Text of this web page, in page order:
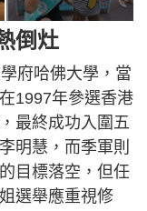
倒灶
府哈佛大學，當
1997年參選香港
最終成功入圍五
明慧，而季軍則
目標落空，但任
選舉應重視修